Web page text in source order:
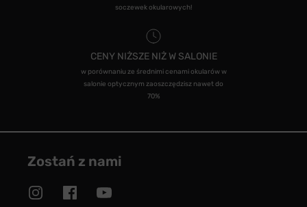
soczewek okularowych!
CENY NIŻSZE NIŻ W SALONIE
w porównaniu ze średnimi cenami okularów w
salonie optycznym zaoszczędzisz nawet do
70%
Zostań z nami